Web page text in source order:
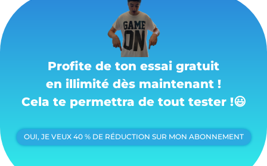
Profite de ton essai gratuit
en illimité dès maintenant !
Cela te permettra de tout tester !😃
OUI, JE VEUX 40 % DE RÉDUCTION SUR MON ABONNEMENT